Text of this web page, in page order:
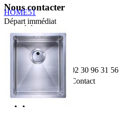
HOME51
Départ immédiat
Nous contacter
Adresse:
Boulevard de l'Odet
Village des artisans
35740 PACE
Téléphone:
02 30 96 31 56
Contact
Top produit